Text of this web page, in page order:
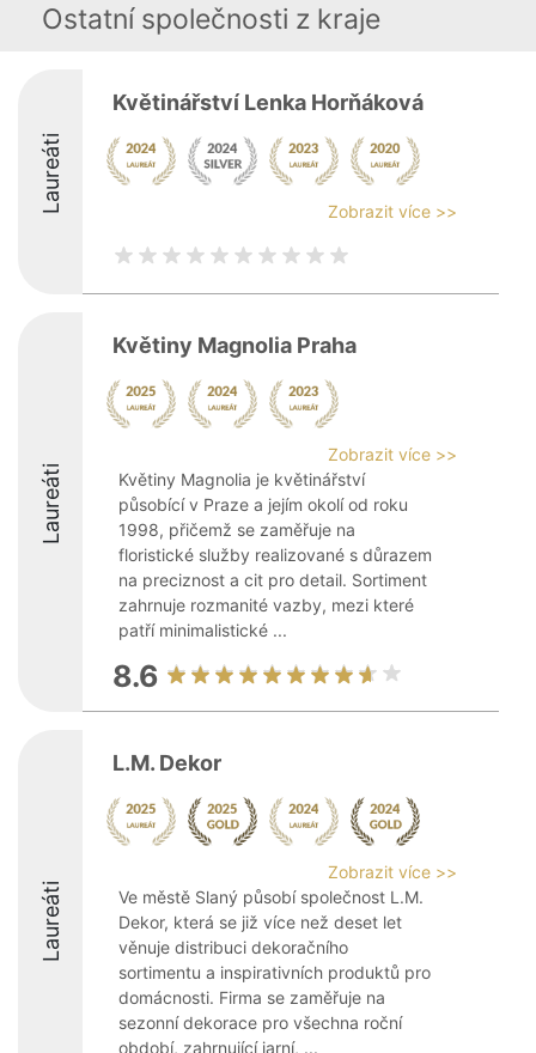
Ostatní společnosti z kraje
Laureáti
Květinářství Lenka Horňáková
Zobrazit více >>
Laureáti
Květiny Magnolia Praha
Zobrazit více >>
Květiny Magnolia je květinářství
působící v Praze a jejím okolí od roku
1998, přičemž se zaměřuje na
floristické služby realizované s důrazem
na preciznost a cit pro detail. Sortiment
zahrnuje rozmanité vazby, mezi které
patří minimalistické ...
8.6
Laureáti
L.M. Dekor
Zobrazit více >>
Ve městě Slaný působí společnost L.M.
Dekor, která se již více než deset let
věnuje distribuci dekoračního
sortimentu a inspirativních produktů pro
domácnosti. Firma se zaměřuje na
sezonní dekorace pro všechna roční
období, zahrnující jarní, ...